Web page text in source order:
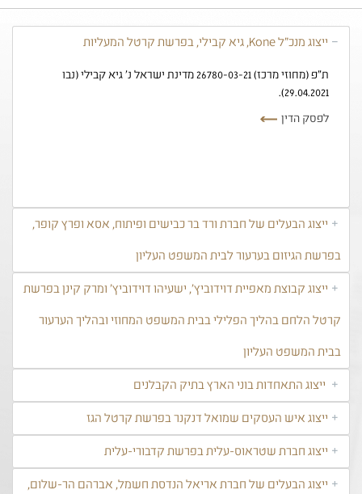
ייצוג מנכ"ל Kone, גיא קבילי, בפרשת קרטל המעליות
ת"פ (מחוזי מרכז) 26780-03-21 מדינת ישראל נ' גיא קבילי (נבו
29.04.2021).
לפסק הדין
ייצוג הבעלים של חברת ורד בר כבישים ופיתוח, אסא ופרץ קופר,
בפרשת הגיזום בערעור לבית המשפט העליון
ייצוג קבוצת מאפיית דוידוביץ', ישעיהו דוידוביץ' ומרק קינן בפרשת
קרטל הלחם בהליך הפלילי בבית המשפט המחוזי ובהליך הערעור
בבית המשפט העליון
ייצוג התאחדות בוני הארץ בתיק הקבלנים
ייצוג איש העסקים שמואל דנקנר בפרשת קרטל הגז
ייצוג חברת שטראוס-עלית בפרשת קדבורי-עלית
ייצוג הבעלים של חברת אריאל הנדסת חשמל, אברהם הר-שלום,